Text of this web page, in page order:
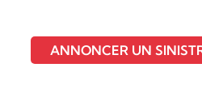
ANNONCER UN